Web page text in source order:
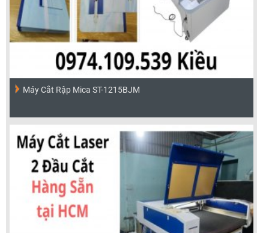
Máy Cắt Rập Mica ST-1215BJM